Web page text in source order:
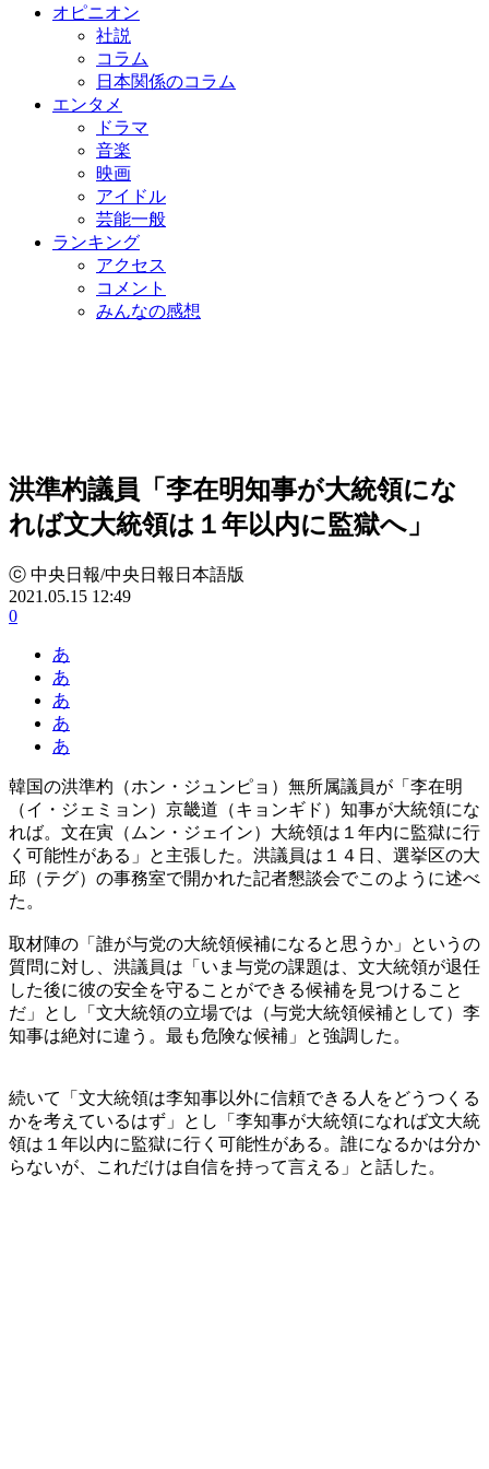
オピニオン
社説
コラム
日本関係のコラム
エンタメ
ドラマ
音楽
映画
アイドル
芸能一般
ランキング
アクセス
コメント
みんなの感想
洪準杓議員「李在明知事が大統領にな
れば文大統領は１年以内に監獄へ」
ⓒ 中央日報/中央日報日本語版
2021.05.15 12:49
0
あ
あ
あ
あ
あ
韓国の洪準杓（ホン・ジュンピョ）無所属議員が「李在明
（イ・ジェミョン）京畿道（キョンギド）知事が大統領にな
れば。文在寅（ムン・ジェイン）大統領は１年内に監獄に行
く可能性がある」と主張した。洪議員は１４日、選挙区の大
邱（テグ）の事務室で開かれた記者懇談会でこのように述べ
た。
取材陣の「誰が与党の大統領候補になると思うか」というの
質問に対し、洪議員は「いま与党の課題は、文大統領が退任
した後に彼の安全を守ることができる候補を見つけること
だ」とし「文大統領の立場では（与党大統領候補として）李
知事は絶対に違う。最も危険な候補」と強調した。
続いて「文大統領は李知事以外に信頼できる人をどうつくる
かを考えているはず」とし「李知事が大統領になれば文大統
領は１年以内に監獄に行く可能性がある。誰になるかは分か
らないが、これだけは自信を持って言える」と話した。